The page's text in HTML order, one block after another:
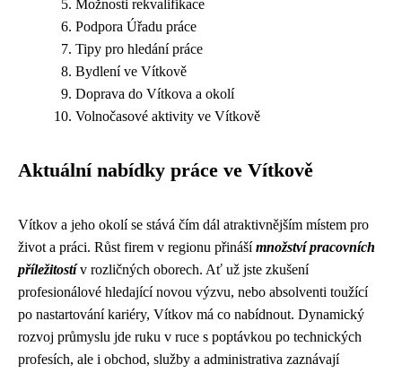
Možnosti rekvalifikace
Podpora Úřadu práce
Tipy pro hledání práce
Bydlení ve Vítkově
Doprava do Vítkova a okolí
Volnočasové aktivity ve Vítkově
Aktuální nabídky práce ve Vítkově
Vítkov a jeho okolí se stává čím dál atraktivnějším místem pro
život a práci. Růst firem v regionu přinášímnožství pracovních
příležitostív rozličných oborech. Ať už jste zkušení
profesionálové hledající novou výzvu, nebo absolventi toužící
po nastartování kariéry, Vítkov má co nabídnout. Dynamický
rozvoj průmyslu jde ruku v ruce s poptávkou po technických
profesích, ale i obchod, služby a administrativa zaznávají